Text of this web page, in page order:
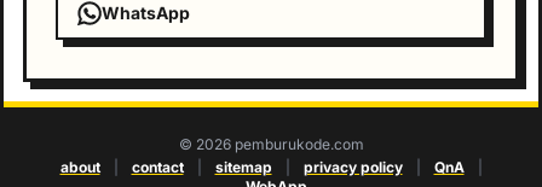
WhatsApp
© 2026 pemburukode.com
about
contact sitemap privacy policy QnA